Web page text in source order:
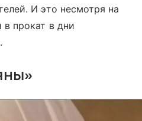
И это несмотря на
в прокат в дни